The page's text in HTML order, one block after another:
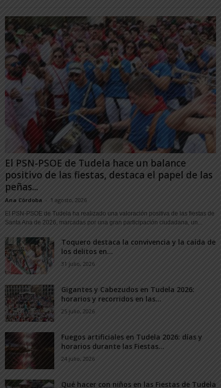
El PSN-PSOE de Tudela hace un balance
positivo de las fiestas, destaca el papel de las
peñas...
Ana Córdoba - 1 agosto, 2026
El PSN-PSOE de Tudela ha realizado una valoración positiva de las fiestas de
Santa Ana de 2026, marcadas por una gran participación ciudadana, un...
Toquero destaca la convivencia y la caída de
los delitos en...
31 julio, 2026
Gigantes y Cabezudos en Tudela 2026:
horarios y recorridos en las...
25 julio, 2026
Fuegos artificiales en Tudela 2026: días y
horarios durante las Fiestas...
24 julio, 2026
Qué hacer con niños en las Fiestas de Tudela